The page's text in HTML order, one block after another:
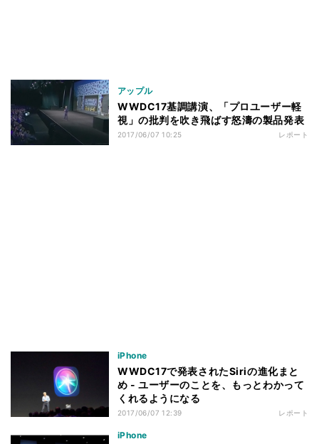
アップル
WWDC17基調講演、「プロユーザー軽
視」の批判を吹き飛ばす怒濤の製品発表
2017/06/07 10:25 レポート
iPhone
WWDC17で発表されたSiriの進化まと
め - ユーザーのことを、もっとわかって
くれるようになる
2017/06/07 12:39 レポート
iPhone